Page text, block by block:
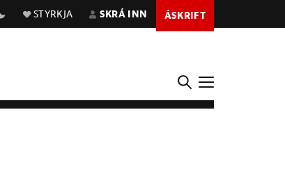
STYRKJA SKRÁ INN ÁSKRIFT